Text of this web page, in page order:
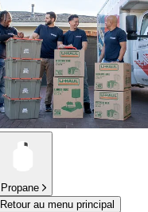
Propane
Retour au menu principal